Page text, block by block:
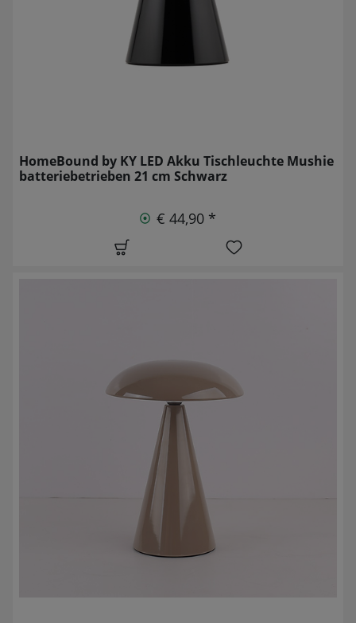
HomeBound by KY LED Akku Tischleuchte Mushie
batteriebetrieben 21 cm Schwarz
€ 44,90 *